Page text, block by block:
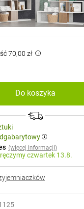
70,00 zł
Do koszyka
(więcej informacji)
czwartek 13.8.